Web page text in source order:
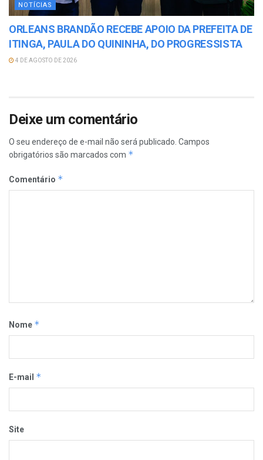
NOTÍCIAS
ORLEANS BRANDÃO RECEBE APOIO DA PREFEITA DE
ITINGA, PAULA DO QUININHA, DO PROGRESSISTA
4 DE AGOSTO DE 2026
Deixe um comentário
O seu endereço de e-mail não será publicado. Campos
obrigatórios são marcados com *
Comentário *
Nome *
E-mail *
Site